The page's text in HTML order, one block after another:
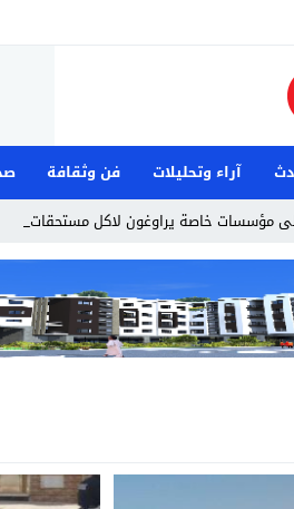
آراء وتحليلات فن وثقافة
مؤسسات خاصة يراوغون لاكل مستحقات